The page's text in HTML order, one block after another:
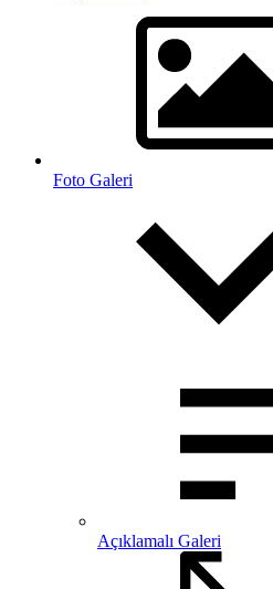
Foto Galeri
Açıklamalı Galeri